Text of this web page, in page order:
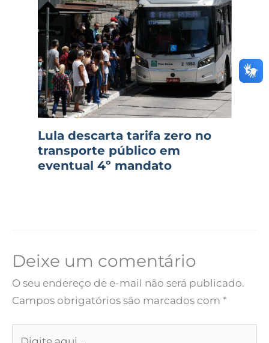
Lula descarta tarifa zero no
transporte público em
eventual 4º mandato
Deixe um comentário
O seu endereço de e-mail não será publicado.
Campos obrigatórios são marcados com *